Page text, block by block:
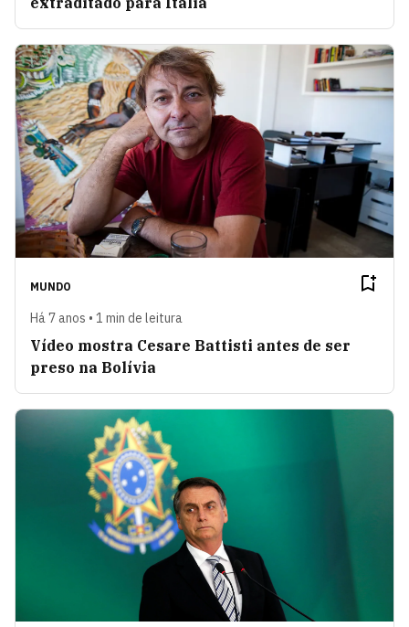
MUNDO
Há 7 anos • 1 min de leitura
Vídeo mostra Cesare Battisti antes de ser
preso na Bolívia